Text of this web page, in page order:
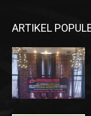
ARTIKEL